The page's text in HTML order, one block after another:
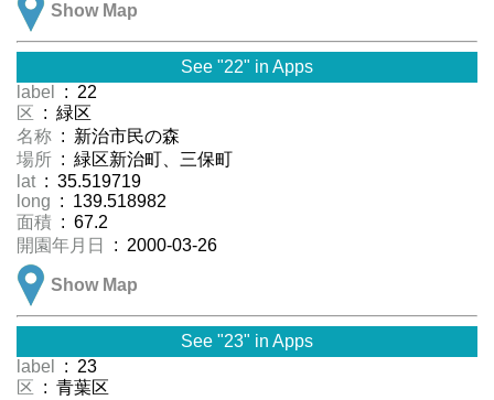
Show Map
See "22" in Apps
label
: 22
区 : 緑区
名称 : 新治市民の森
場所 : 緑区新治町、三保町
lat : 35.519719
long : 139.518982
面積 : 67.2
開園年月日
: 2000-03-26
Show Map
See "23" in Apps
label
: 23
区 : 青葉区